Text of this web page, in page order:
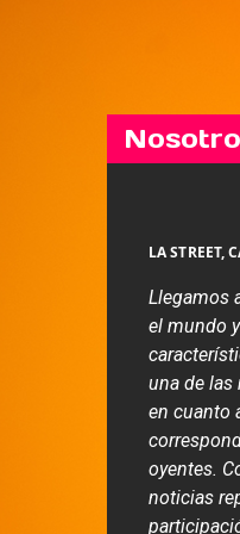
LA STREET,
Llegamos
el mundo
una de las
en cuanto
oyentes.
noticias